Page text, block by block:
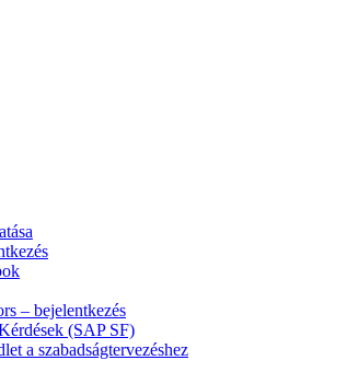
– bejelentkezés
(SAP SF)
a szabadságtervezéshez